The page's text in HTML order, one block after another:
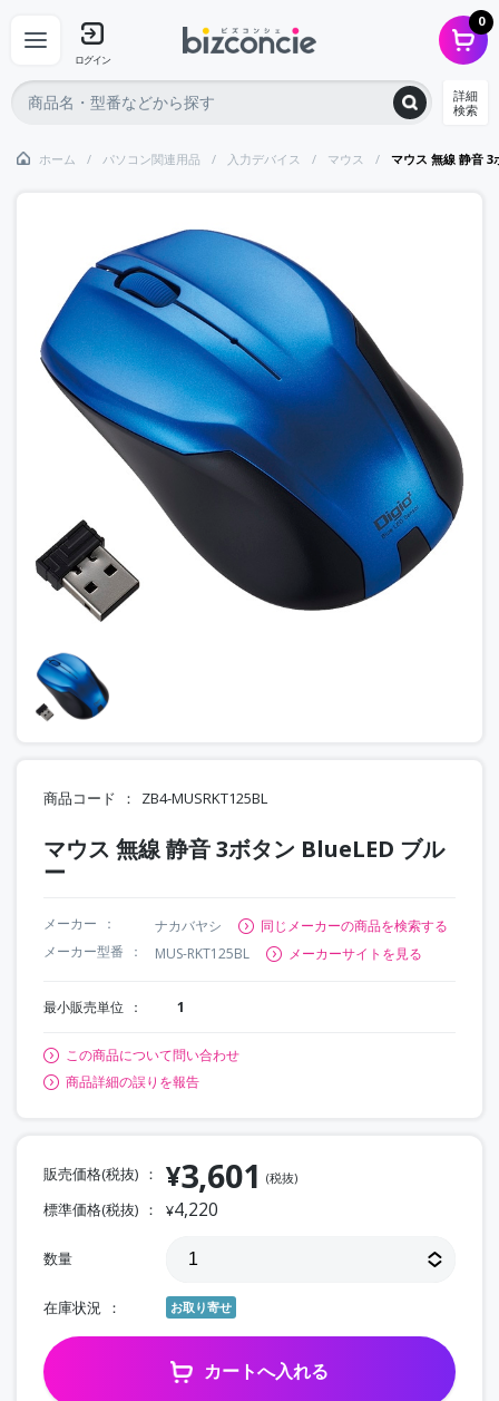
ログイン
0
詳細
検索
ホーム パソコン関連用品 入力デバイス マウス マウス 無線 静音
商品コード ZB4-MUSRKT125BL
マウス 無線 静音 3ボタン BlueLED ブル
ー
メーカー ナカバヤシ
同じメーカーの商品を検索する
メーカー型番
MUS-RKT125BL メーカーサイトを見る
最小販売単位 1
この商品について問い合わせ
商品詳細の誤りを報告
販売価格(税抜) ¥3,601 (税抜)
標準価格(税抜) ¥4,220
数量
在庫状況 お取り寄せ
カートへ入れる